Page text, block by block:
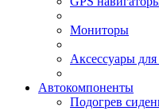
Мониторы
Аксессуары
Автокомпоненты
Подогрев